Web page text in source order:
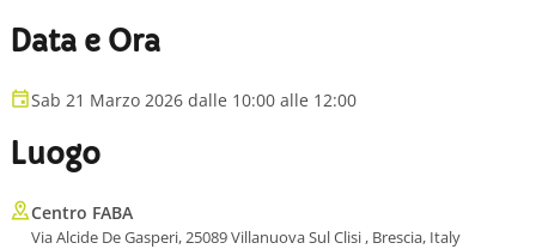
Data e Ora
Sab 21 Marzo 2026 dalle 10:00 alle 12:00
Luogo
Centro FABA
Via Alcide De Gasperi, 25089 Villanuova Sul Clisi , Brescia, Italy